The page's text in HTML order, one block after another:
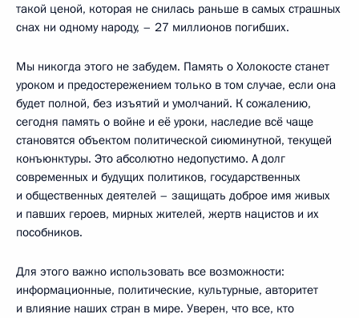
такой ценой, которая не снилась раньше в самых страшных
снах ни одному народу, – 27 миллионов погибших.
Мы никогда этого не забудем. Память о Холокосте станет
уроком и предостережением только в том случае, если она
будет полной, без изъятий и умолчаний. К сожалению,
сегодня память о войне и её уроки, наследие всё чаще
становятся объектом политической сиюминутной, текущей
конъюнктуры. Это абсолютно недопустимо. А долг
современных и будущих политиков, государственных
и общественных деятелей – защищать доброе имя живых
и павших героев, мирных жителей, жертв нацистов и их
пособников.
Для этого важно использовать все возможности:
информационные, политические, культурные, авторитет
и влияние наших стран в мире. Уверен, что все, кто